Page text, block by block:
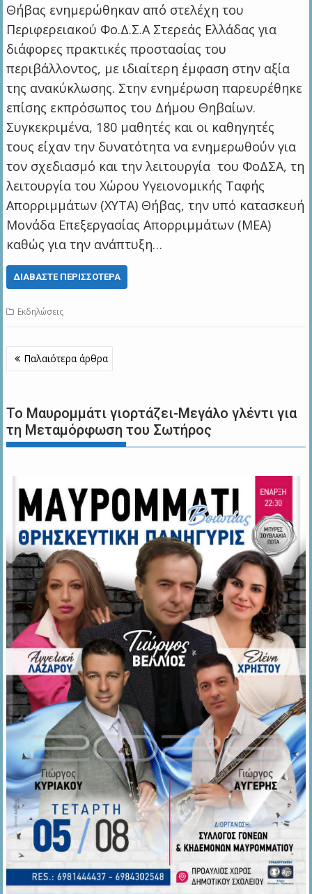
Θήβας ενημερώθηκαν από στελέχη του
Περιφερειακού Φο.Δ.Σ.Α Στερεάς Ελλάδας για
διάφορες πρακτικές προστασίας του
περιβάλλοντος, με ιδιαίτερη έμφαση στην αξία
της ανακύκλωσης. Στην ενημέρωση παρευρέθηκε
επίσης εκπρόσωπος του Δήμου Θηβαίων.
Συγκεκριμένα, 180 μαθητές και οι καθηγητές
τους είχαν την δυνατότητα να ενημερωθούν για
τον σχεδιασμό και την λειτουργία του ΦοΔΣΑ, τη
λειτουργία του Χώρου Υγειονομικής Ταφής
Απορριμμάτων (ΧΥΤΑ) Θήβας, την υπό κατασκευή
Μονάδα Επεξεργασίας Απορριμμάτων (ΜΕΑ)
καθώς για την ανάπτυξη…
ΔΙΑΒΆΣΤΕ ΠΕΡΙΣΣΌΤΕΡΑ
Εκδηλώσεις
Πλοήγηση
άρθρων
Παλαιότερα άρθρα
Το Μαυρομμάτι γιορτάζει-Μεγάλο γλέντι για
τη Μεταμόρφωση του Σωτήρος